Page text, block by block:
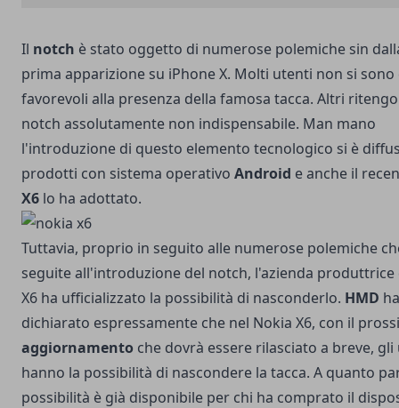
Il notch è stato oggetto di numerose polemiche sin
prima apparizione su iPhone X. Molti utenti non si
favorevoli alla presenza della famosa tacca. Altri
notch assolutamente non indispensabile. Man mano
l'introduzione di questo elemento tecnologico si è
prodotti con sistema operativo Android e anche il
X6 lo ha adottato.
Tuttavia, proprio in seguito alle numerose polemiche
seguite all'introduzione del notch, l'azienda produttrice
X6 ha ufficializzato la possibilità di nasconderlo. HMD ha
dichiarato espressamente che nel Nokia X6, con il
aggiornamento che dovrà essere rilasciato a breve,
hanno la possibilità di nascondere la tacca. A quanto
possibilità è già disponibile per chi ha comprato il